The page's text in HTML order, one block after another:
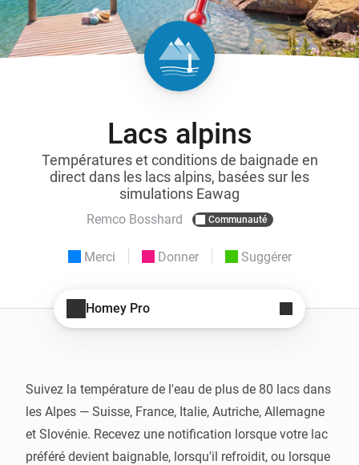
Lacs alpins
Températures et conditions de baignade en
direct dans les lacs alpins, basées sur les
simulations Eawag
Remco Bosshard Communauté
Merci Donner Suggérer
Homey Pro
Suivez la température de l'eau de plus de 80 lacs dans
les Alpes — Suisse, France, Italie, Autriche, Allemagne
et Slovénie. Recevez une notification lorsque votre lac
préféré devient baignable, lorsqu'il refroidit, ou lorsque